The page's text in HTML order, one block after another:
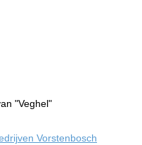
"Veghel"
Vorstenbosch